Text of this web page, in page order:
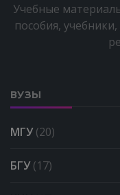
Учебные
пособия,
ВУЗЫ
МГУ(20)
БГУ(17)